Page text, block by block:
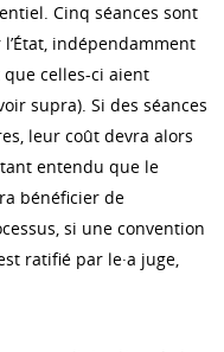
Cinq séances sont
indépendamment
celles-ci aient
supra). Si des séances
leur coût devra alors
entendu que le
bénéficier de
si une convention
ratifié par le·a juge,